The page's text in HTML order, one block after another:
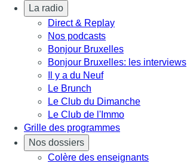
La radio
Direct & Replay
Nos podcasts
Bonjour Bruxelles
Bonjour Bruxelles: les interviews
Il y a du Neuf
Le Brunch
Le Club du Dimanche
Le Club de l'Immo
Grille des programmes
Nos dossiers
Colère des enseignants